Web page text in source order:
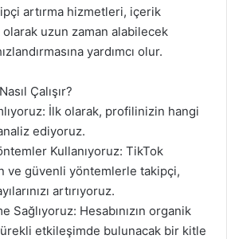
artırma hizmetleri, içerik
uzun zaman alabilecek
yardımcı olur.
Çalışır?
İlk olarak, profilinizin hangi
ediyoruz.
Kullanıyoruz: TikTok
ve güvenli yöntemlerle takipçi,
artırıyoruz.
Sağlıyoruz: Hesabınızın organik
etkileşimde bulunacak bir kitle